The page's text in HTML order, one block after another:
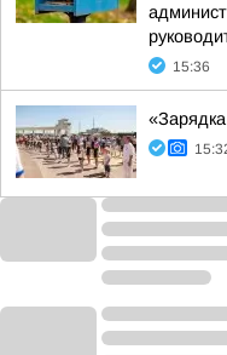
15:36